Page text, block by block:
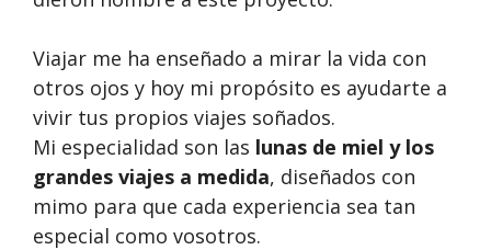
Viajar me ha enseñado a mirar la vida con
otros ojos y hoy mi propósito es ayudarte a
vivir tus propios viajes soñados.
Mi especialidad son las lunas de miel y los
grandes viajes a medida, diseñados con
mimo para que cada experiencia sea tan
especial como vosotros.